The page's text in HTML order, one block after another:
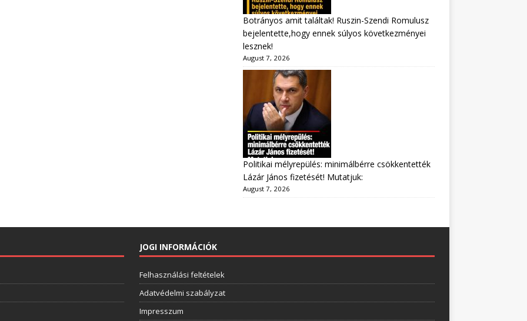
Botrányos amit találtak! Ruszin-Szendi Romulusz
bejelentette,hogy ennek súlyos következményei
lesznek!
August 7, 2026
Politikai mélyrepülés: minimálbérre csökkentették
Lázár János fizetését! Mutatjuk:
August 7, 2026
JOGI INFORMÁCIÓK
Felhasználási feltételek
Adatvédelmi szabályzat
Impresszum